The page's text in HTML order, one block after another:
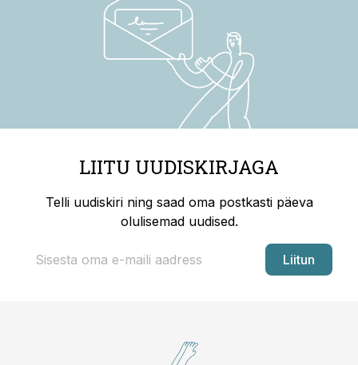
LIITU UUDISKIRJAGA
Telli uudiskiri ning saad oma postkasti päeva
olulisemad uudised.
Liitun